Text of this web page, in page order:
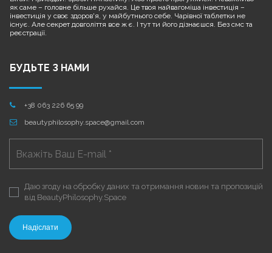
як саме – головне більше рухайся. Це твоя найвагоміша інвестиція –
інвестиція у своє здоров'я, у майбутнього себе. Чарівної таблетки не
існує. Але секрет довголіття все ж є. І тут ти його дізнаєшся. Без смс та
реєстрації.
БУДЬТЕ З НАМИ
 +38 063 226 65 99
 beautyphilosophy.space@gmail.com
Даю згоду на обробку даних та отримання новин та пропозицій
від BeautyPhilosophy.Space
Надіслати